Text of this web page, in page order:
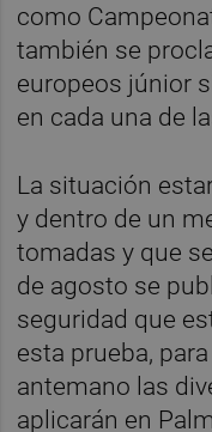
como
también se
europeos júnior
en cada una de
La situación
y dentro de un
tomadas y que
de agosto se
seguridad que
esta prueba,
antemano las
aplicarán en